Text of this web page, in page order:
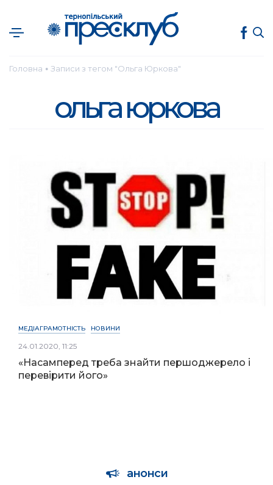
Головна ● Записи з тегом "Ольга Юркова"
ольга юркова
МЕДІАГРАМОТНІСТЬ НОВИНИ
24.01.2020, 11:25
«Насамперед треба знайти першоджерело і
перевірити його»
анонси